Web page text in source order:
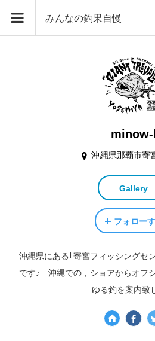
みんなの釣果自慢
minow-l
沖縄県那覇市寄
Gallery
フォロー
沖縄県にある｢寄宮フィッシングセ
です♪ 沖縄での，ショアからオフ
ゆる釣を案内致